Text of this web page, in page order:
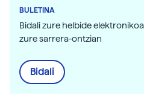
BULETINA
Bidali zure helbide
zure sarrera-ontzian
Bidali